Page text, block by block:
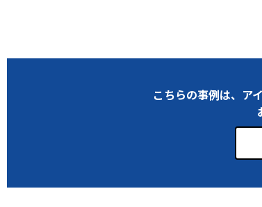
こちらの事例は、ア